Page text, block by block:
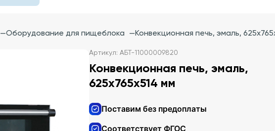
—Оборудование для пищеблока —Конвекционная печь, эмаль,
Артикул: АБТ-11000009820
Конвекционная печь, эмаль,
625х765х514 мм
Поставим без предоплаты
Соответствует ФГОС